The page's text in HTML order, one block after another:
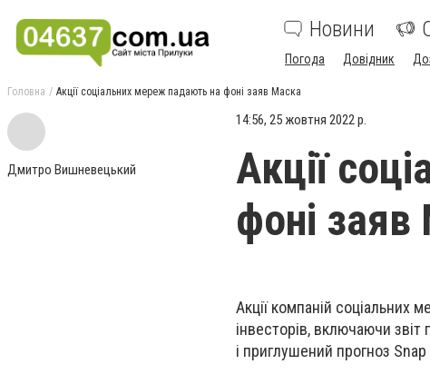
Новини
Погода Довідник
Головна Акції соціальних мереж падають на фоні заяв Маска
Дмитро Вишневецький
14:56, 25 жовтня 2022 р.
Акції
фоні
Акції компаній соціальних
інвесторів, включаючи
і приглушений прогноз